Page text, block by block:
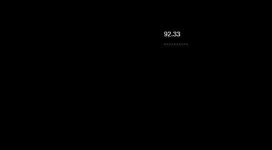
92.33
----------